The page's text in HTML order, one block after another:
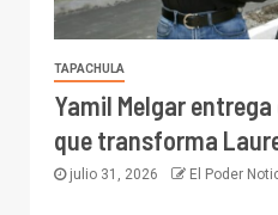
TAPACHULA
Yamil Melgar
que transforma
julio 31, 2026 El Poder